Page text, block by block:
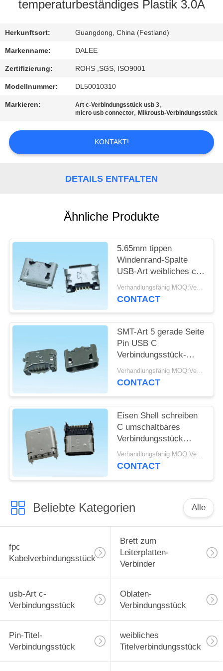
SIE
MIT
UNS
IN
VERBINDUNG
FORDERN
SIE
SITEMAP
PRIVACY
POLICY
temperaturbeständiges Plastik 3.0A
Herkunftsort: Guangdong, China (Festland)
Markenname: DALEE
Zertifizierung: ROHS ,SGS, ISO9001
Modellnummer: DL50010310
Markieren: Art c-Verbindungsstück usb 3,
micro usb connector,Mikrousb-Verbindungsstück
KONTAKT!
DETAILS ENTFALTEN
Ähnliche Produkte
5.65mm tippen
Windenrand-Spalte
USB-Art weibliches c-
Verbindungsstück
PWB-Brett ein
Verhandlungsfähig MOQ:Verhandelbar
CONTACT
SMT-Art 5 gerade Seite
Pin USB C
Verbindungsstück-
4.85mm mit Horn für
intelligenten
Verhandlungsfähig MOQ:Verhandelbar
CONTACT
Eisen Shell schreiben
C umschaltbares
Verbindungsstück
weibliches Geschlecht
für schnelles Ladegerät
Verhandlungsfähig MOQ:Verhandelbar
CONTACT
Beliebte Kategorien Alle
fpc
Kabelverbindungsstück
Brett zum
Leiterplatten-
Verbinder
usb-Art c-
Verbindungsstück
Oblaten-
Verbindungsstück
Pin-Titel-
Verbindungsstück
weibliches
Titelverbindungsstück